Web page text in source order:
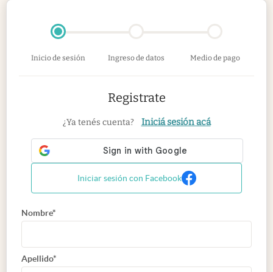
Inicio de sesión Ingreso de datos Medio de pago
Registrate
¿Ya tenés cuenta? Iniciá sesión acá
Iniciar sesión con Facebook
Nombre*
Apellido*